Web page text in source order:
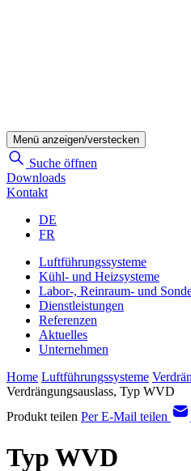
Menü anzeigen/verstecken
Suche öffnen
Downloads
Kontakt
DE
FR
Luftführungssysteme
Kühl- und Heizsysteme
Labor-, Reinraum- und
Dienstleistungen
Referenzen
Aktuelles
Unternehmen
Home Luftführungssysteme
Verdrängungsauslass, Typ WVD
Produkt teilen Per E-Mail teilen
Typ WVD